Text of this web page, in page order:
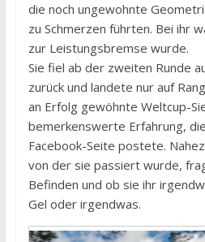
die noch ungewohnte
zu Schmerzen führten. Bei ihr
zur Leistungsbremse wurde.
Sie fiel ab der zweiten Runde
zurück und landete nur auf
an Erfolg gewöhnte Weltcup-
bemerkenswerte Erfahrung,
Facebook-Seite postete.
von der sie passiert wurde,
Befinden und ob sie ihr
Gel oder irgendwas.